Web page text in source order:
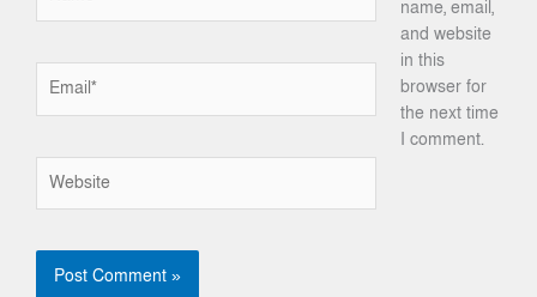
name, email,
and website
in this
browser for
the next time
I comment.